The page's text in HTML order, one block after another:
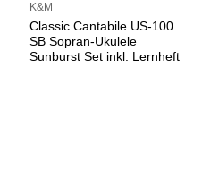
K&M
Classic Cantabile US-100
SB Sopran-Ukulele
Sunburst Set inkl. Lernheft